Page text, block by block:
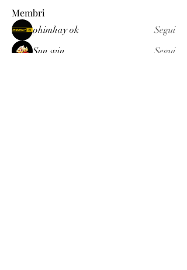
Membri
phimhay ok
Segui
Sun win
Segui